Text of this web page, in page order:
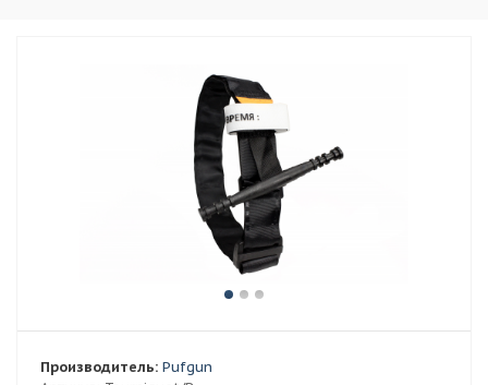
Производитель: Pufgun